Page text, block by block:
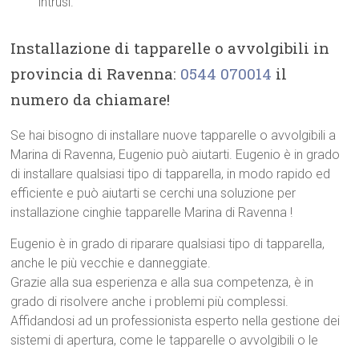
Installazione di tapparelle o avvolgibili in
provincia di Ravenna: 0544 070014 il
numero da chiamare!
Se hai bisogno di installare nuove tapparelle o avvolgibili a
Marina di Ravenna, Eugenio può aiutarti. Eugenio è in grado
di installare qualsiasi tipo di tapparella, in modo rapido ed
efficiente e può aiutarti se cerchi una soluzione per
installazione cinghie tapparelle Marina di Ravenna !
Eugenio è in grado di riparare qualsiasi tipo di tapparella,
anche le più vecchie e danneggiate.
Grazie alla sua esperienza e alla sua competenza, è in
grado di risolvere anche i problemi più complessi.
Affidandosi ad un professionista esperto nella gestione dei
sistemi di apertura, come le tapparelle o avvolgibili o le